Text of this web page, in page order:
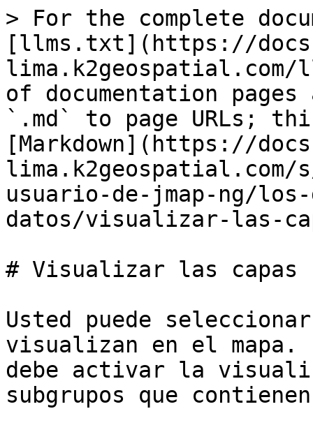
> For the complete
[llms.txt](https://
of documentation
`.md` to page URLs;
[Markdown](https://
usuario-de-jmap-ng/
datos/visualizar-las-
# Visualizar las capas
Usted puede
visualizan en el mapa.
debe activar la
subgrupos que